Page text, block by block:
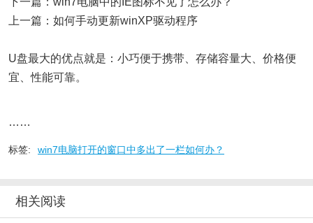
上一篇：如何手动更新winXP驱动程序
U盘最大的优点就是：小巧便于携带、存储容量大、价格便
宜、性能可靠。
……
标签: win7电脑打开的窗口中多出了一栏如何办？
相关阅读